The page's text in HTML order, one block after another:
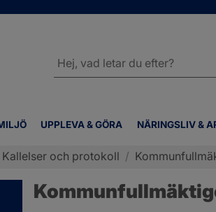
UPPLEVA & GÖRA NÄRINGSLIV &
webbplatsen
Kallelser och protokoll /